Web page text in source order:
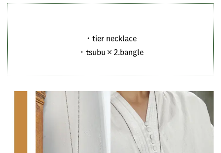
・tier necklace
・tsubu×2.bangle